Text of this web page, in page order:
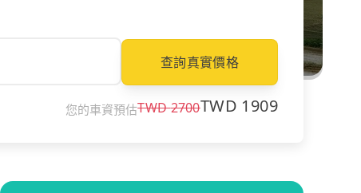
查詢真實價格
您的車資預估TWD2700TWD 1909